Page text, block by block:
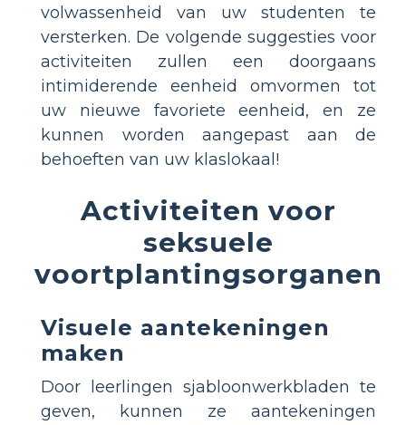
volwassenheid van uw studenten te
versterken. De volgende suggesties voor
activiteiten zullen een doorgaans
intimiderende eenheid omvormen tot
uw nieuwe favoriete eenheid, en ze
kunnen worden aangepast aan de
behoeften van uw klaslokaal!
Activiteiten voor
seksuele
voortplantingsorganen
Visuele aantekeningen
maken
Door leerlingen sjabloonwerkbladen te
geven, kunnen ze aantekeningen